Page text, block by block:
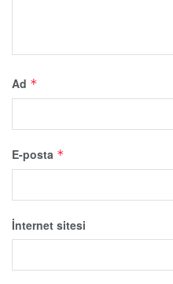
Ad *
E-posta *
İnternet sitesi